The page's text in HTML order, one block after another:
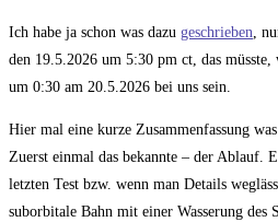
Ich habe ja schon was dazu geschrieben,
den 19.5.2026 um 5:30 pm ct, das
um 0:30 am 20.5.2026 bei uns sein.
Hier mal eine kurze Zusammenfassung
Zuerst einmal das bekannte – der Ablauf.
letzten Test bzw. wenn man Details
suborbitale Bahn mit einer Wasserung des